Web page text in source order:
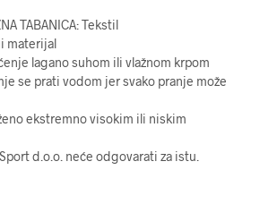
TABANICA: Tekstil
materijal
lagano suhom ili vlažnom krpom
se prati vodom jer svako pranje može
ekstremno visokim ili niskim
d.o.o. neće odgovarati za istu.